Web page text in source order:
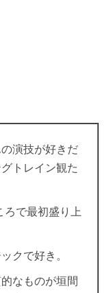
演技が好きだ
トレイン観た
ろで最初盛り上
クで好き。
なものが垣間